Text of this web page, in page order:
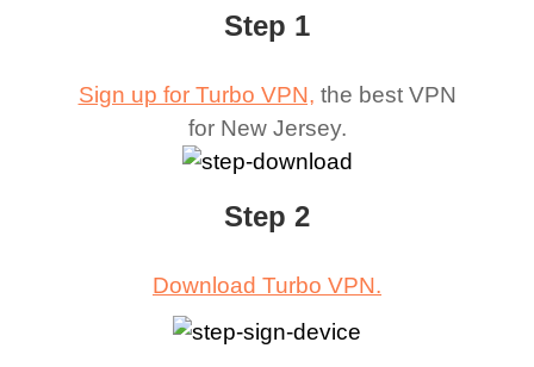
Step 1
Sign up for Turbo VPN, the best VPN
for New Jersey.
Step 2
Download Turbo VPN.